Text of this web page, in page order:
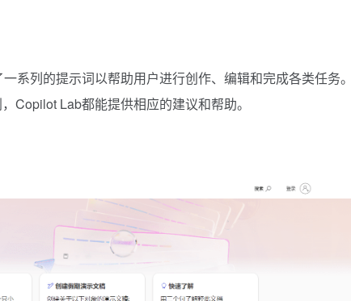
系列的提示词以帮助用户进行创作、编辑和完成各类任务
Copilot Lab都能提供相应的建议和帮助。